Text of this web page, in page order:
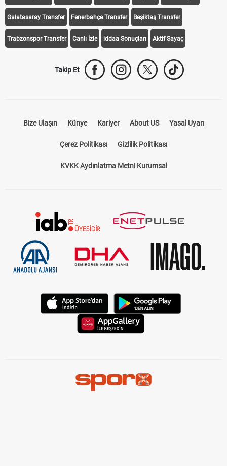
Galatasaray Transfer Fenerbahçe Transfer Beşiktaş Transfer
Trabzonspor Transfer Canlı İzle iddaa Sonuçları Aktif Sayaç
Takip Et
Bize Ulaşın Künye Kariyer About US Yasal Uyarı
Çerez Politikası Gizlilik Politikası
KVKK Aydınlatma Metni Kurumsal